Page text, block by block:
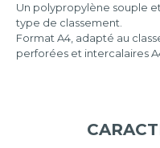
Un polypropylène souple
type de classement.
Format A4, adapté au
perforées et intercalaires